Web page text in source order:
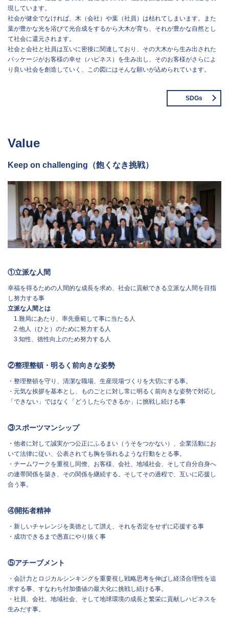
現しています。
社会が健全でなければ、木（会社）や葉（社員）は枯れてしまいます。また
葉が豊かな光を浴びて光合成をするから大木が育ち、それが豊かな自然とし
て社会に還元されます。
社会と会社と社員は互いに密接に関連しており、その大木から生み出された
パッケージがお客様の幸せ（ハピネス）を生み出し、そのお客様がさらによ
り良い社会を創造していく、この図にはそんな願いが込められています。
SDGs
Value
Keep on challenging（飽くなき挑戦）
①立派な人間
幸福を得るための人間的な成長を求め、社会に貢献できる立派な人間を目指
し努力する事
立派な人間とは
1.難局にあたり、率先垂範して事に当たる人
2.他人（ひと）のために努力する人
3.知性、徳性向上のため努力する人
②整理整頓・明るく前向きな姿勢
・整理整頓を守り、清潔な職場、生産現場づくりを大切にする事。
・元気な挨拶を基本とし、ものごとに対し常に明るく前向きな姿勢で対応し
「できない」ではなく「どうしたらできるか」に挑戦し続ける事
③スポーツマンシップ
・他者に対して誠実かつ公正にふるまい（うそをつかない）、企業活動にお
いて法律に従い、公表されても胸を張れるような行動をとる事。
・チームワークを重視し同僚、お客様、会社、地域社会、そして自分自身へ
の連帯関係を築き、その関係を継続する。そしてその過程で、互いに応援し
合う事。
④開拓者精神
・新しいチャレンジを美徳として讃え、それを否定をせずに応援する事
・成功できるまで愚直にやり抜く事
⑤アチーブメント
・会計力とロジカルシンキングを重要視し戦略思考を伸ばし経済合理性を追
求する事、すなわち付加価値の最大化に挑戦し続ける事。
・社員、会社、地域社会、そして地球環境の成長と繁栄に貢献しハピネスを
生みだす事。